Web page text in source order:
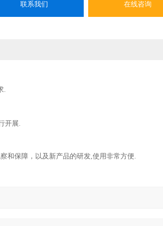
联系我们 在线咨询
.
开展.
和保障，以及新产品的研发,使用非常方便.